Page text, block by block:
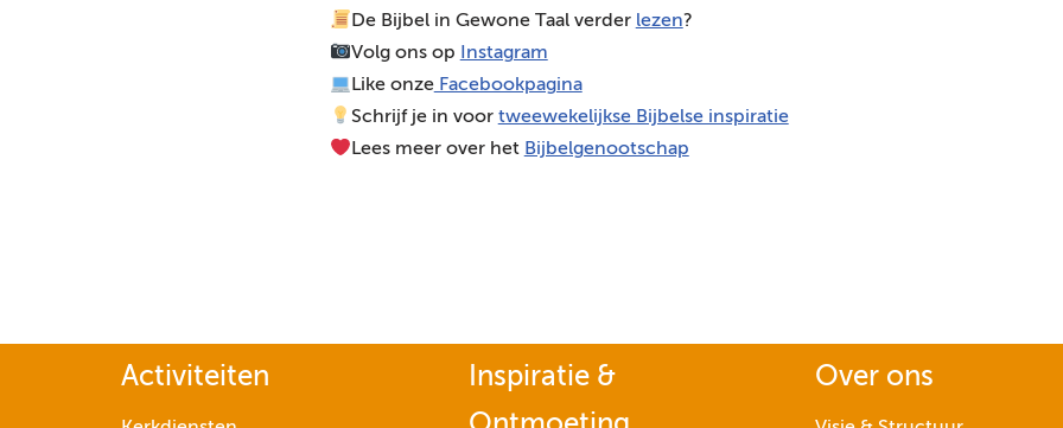
De Bijbel in Gewone Taal verder lezen?
Volg ons op
Instagram
Like onzeFacebookpagina
Schrijf je in voor tweewekelijkse Bijbelse inspiratie
Lees meer over het Bijbelgenootschap
Activiteiten
Inspiratie &
Over ons